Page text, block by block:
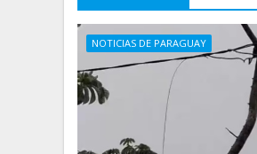
NOTICIAS DE PARAGUAY